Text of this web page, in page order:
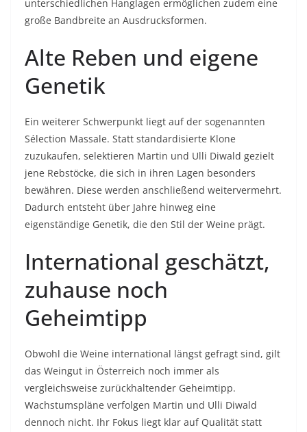
unterschiedlichen Hanglagen ermöglichen zudem eine
große Bandbreite an Ausdrucksformen.
Alte Reben und eigene
Genetik
Ein weiterer Schwerpunkt liegt auf der sogenannten
Sélection Massale. Statt standardisierte Klone
zuzukaufen, selektieren Martin und Ulli Diwald gezielt
jene Rebstöcke, die sich in ihren Lagen besonders
bewähren. Diese werden anschließend weitervermehrt.
Dadurch entsteht über Jahre hinweg eine
eigenständige Genetik, die den Stil der Weine prägt.
International geschätzt,
zuhause noch
Geheimtipp
Obwohl die Weine international längst gefragt sind, gilt
das Weingut in Österreich noch immer als
vergleichsweise zurückhaltender Geheimtipp.
Wachstumspläne verfolgen Martin und Ulli Diwald
dennoch nicht. Ihr Fokus liegt klar auf Qualität statt